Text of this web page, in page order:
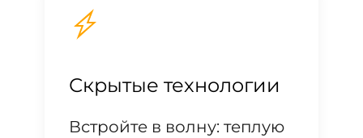
Скрытые технологии
Встройте в волну: теплую